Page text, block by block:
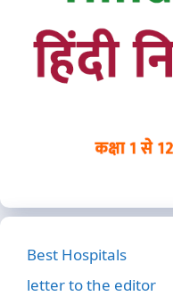
Best Hospitals
letter to the editor